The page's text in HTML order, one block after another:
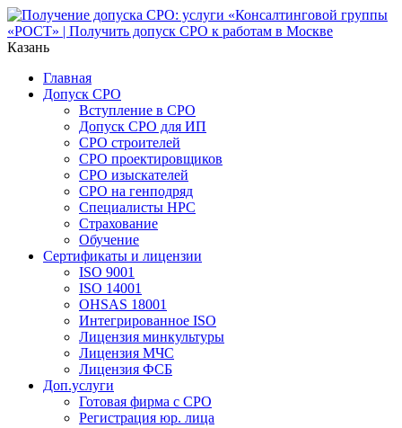
Казань
Главная
Допуск СРО
Вступление в СРО
Допуск СРО для ИП
СРО строителей
СРО проектировщиков
СРО изыскателей
СРО на генподряд
Специалисты НРС
Страхование
Обучение
Сертификаты и лицензии
ISO 9001
ISO 14001
OHSAS 18001
Интегрированное ISO
Лицензия минкультуры
Лицензия МЧС
Лицензия ФСБ
Доп.услуги
Готовая фирма с СРО
Регистрация юр. лица